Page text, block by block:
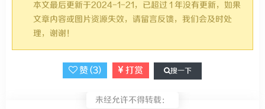
本文最后更新于2024-1-21，已超过 1 年没有更新，如果
文章内容或图片资源失效，请留言反馈，我们会及时处
理，谢谢！
赞 (3) 打赏 搜一下
未经允许不得转载：